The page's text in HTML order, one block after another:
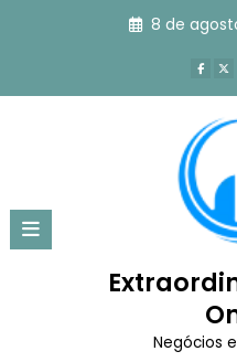
8 de
Negócios
Tag: branding